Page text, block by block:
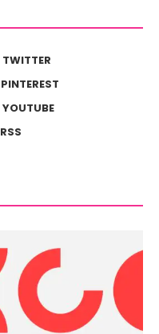
TWITTER
PINTEREST
YOUTUBE
RSS